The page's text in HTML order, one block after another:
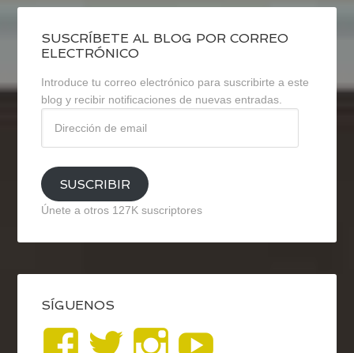
SUSCRÍBETE AL BLOG POR CORREO
ELECTRÓNICO
Introduce tu correo electrónico para suscribirte a este
blog y recibir notificaciones de nuevas entradas.
email
SUSCRIBIR
Únete a otros 127K suscriptores
SÍGUENOS
VerVerVer